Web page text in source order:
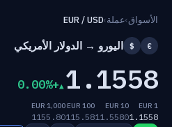
الأسواق›عملة›
EUR / USD
€
$ اليورو → الدولار الأمريكي
1.1558
+0.00%
1 EUR
1.1558
10 EUR
11.5580
100 EUR
115.58
1,000 EUR
1155.80